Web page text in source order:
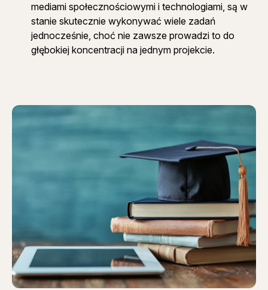
mediami społecznościowymi i technologiami, są w
stanie skutecznie wykonywać wiele zadań
jednocześnie, choć nie zawsze prowadzi to do
głębokiej koncentracji na jednym projekcie.